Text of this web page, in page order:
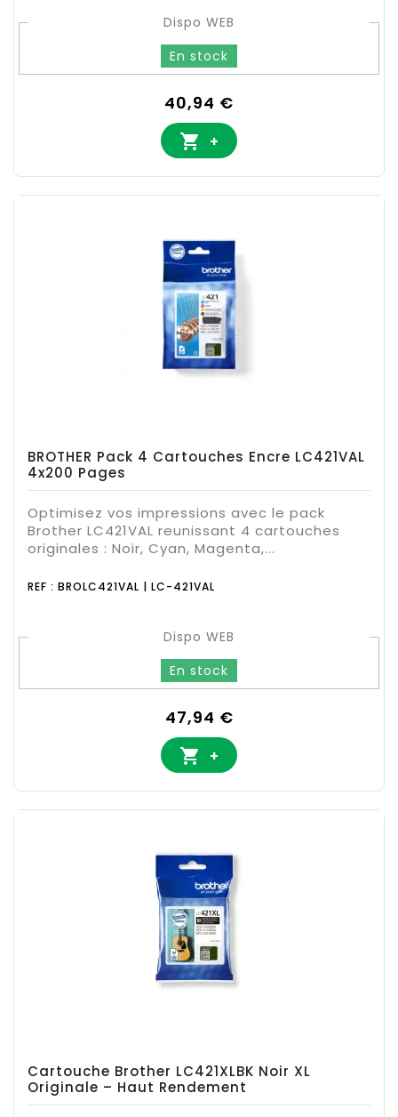
Dispo WEB
En stock
Prix
40,94 €
 +
BROTHER Pack 4 Cartouches Encre LC421VAL
4x200 Pages
Optimisez vos impressions avec le pack
Brother LC421VAL reunissant 4 cartouches
originales : Noir, Cyan, Magenta,...
REF : BROLC421VAL | LC-421VAL
Dispo WEB
En stock
Prix
47,94 €
 +
Cartouche Brother LC421XLBK Noir XL
Originale – Haut Rendement